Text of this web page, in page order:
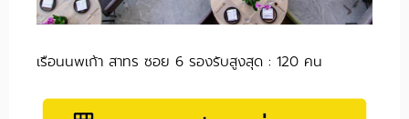
เรือนนพเก้า สาทร ซอย 6 รองรับสูงสุด : 120 คน